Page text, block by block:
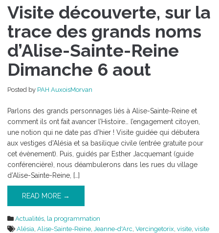
découverte,
la
trace
des
grands
noms
Reine
aout
Visite découverte, sur la
trace des grands noms
d’Alise-Sainte-Reine
Dimanche 6 aout
Posted by PAH AuxoisMorvan
Parlons des grands personnages liés à Alise-Sainte-Reine et
comment ils ont fait avancer l’Histoire… l’engagement citoyen,
une notion qui ne date pas d’hier ! Visite guidée qui débutera
aux vestiges d’Alésia et sa basilique civile (entrée gratuite pour
cet évènement). Puis, guidés par Esther Jacquemant (guide
conférencière), nous déambulerons dans les rues du village
d’Alise-Sainte-Reine, […]
READ MORE →
Actualités, la programmation
Alésia, Alise-Sainte-Reine, Jeanne-d'Arc, Vercingetorix, visite, visite